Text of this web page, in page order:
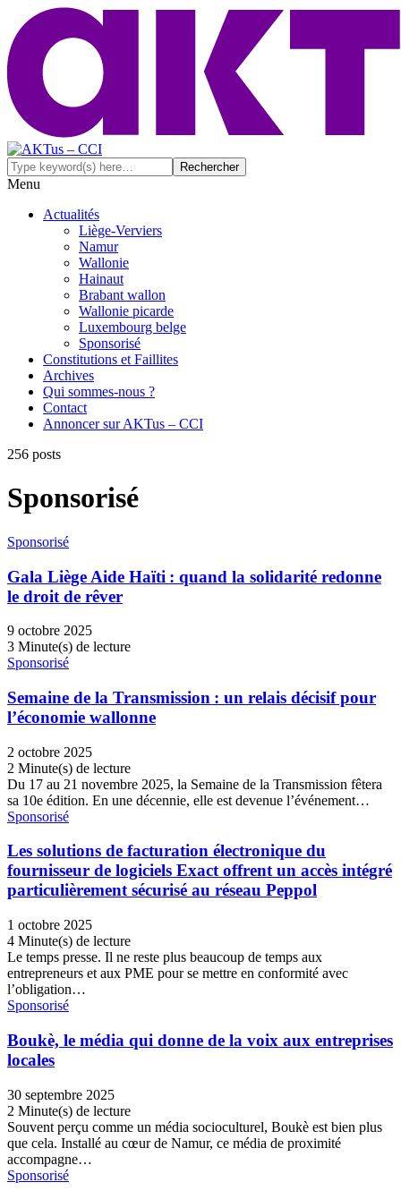
Menu
Actualités
Liège-Verviers
Namur
Wallonie
Hainaut
Brabant wallon
Wallonie picarde
Luxembourg belge
Sponsorisé
Constitutions et Faillites
Archives
Qui sommes-nous ?
Contact
Annoncer sur AKTus – CCI
256 posts
Sponsorisé
Sponsorisé
Gala Liège Aide Haïti : quand la solidarité redonne
le droit de rêver
9 octobre 2025
3 Minute(s) de lecture
Sponsorisé
Semaine de la Transmission : un relais décisif pour
l’économie wallonne
2 octobre 2025
2 Minute(s) de lecture
Du 17 au 21 novembre 2025, la Semaine de la Transmission fêtera
sa 10e édition. En une décennie, elle est devenue l’événement…
Sponsorisé
Les solutions de facturation électronique du
fournisseur de logiciels Exact offrent un accès intégré
particulièrement sécurisé au réseau Peppol
1 octobre 2025
4 Minute(s) de lecture
Le temps presse. Il ne reste plus beaucoup de temps aux
entrepreneurs et aux PME pour se mettre en conformité avec
l’obligation…
Sponsorisé
Boukè, le média qui donne de la voix aux entreprises
locales
30 septembre 2025
2 Minute(s) de lecture
Souvent perçu comme un média socioculturel, Boukè est bien plus
que cela. Installé au cœur de Namur, ce média de proximité
accompagne…
Sponsorisé